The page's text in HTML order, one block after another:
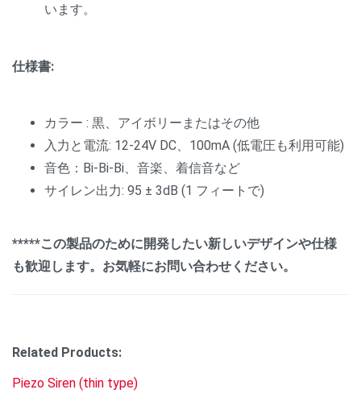
います。
仕様書:
カラー : 黒、アイボリーまたはその他
入力と電流: 12-24V DC、100mA (低電圧も利用可能)
音色：Bi-Bi-Bi、音楽、着信音など
サイレン出力: 95 ± 3dB (1 フィートで)
*****この製品のために開発したい新しいデザインや仕様
も歓迎します。お気軽にお問い合わせください。
Related Products:
Piezo Siren (thin type)